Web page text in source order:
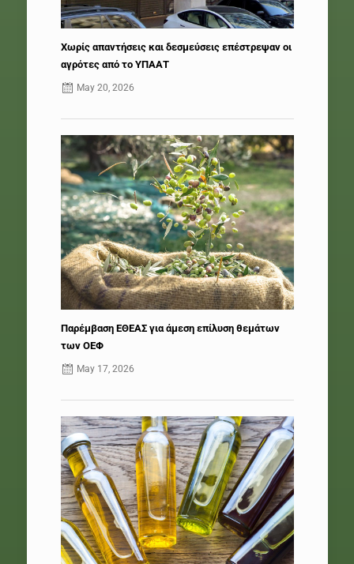
Χωρίς απαντήσεις και δεσμεύσεις επέστρεψαν οι
αγρότες από το ΥΠΑΑΤ
May 20, 2026
Παρέμβαση ΕΘΕΑΣ για άμεση επίλυση θεμάτων
των ΟΕΦ
May 17, 2026